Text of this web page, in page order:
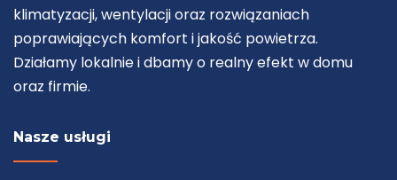
klimatyzacji, wentylacji oraz rozwiązaniach
poprawiających komfort i jakość powietrza.
Działamy lokalnie i dbamy o realny efekt w domu
oraz firmie.
Nasze usługi